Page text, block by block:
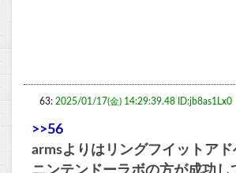
63: 2025/01/17(金) 14:29:39.48 ID:jb8as1Lx0
>>56
armsよりはリングフイットアド